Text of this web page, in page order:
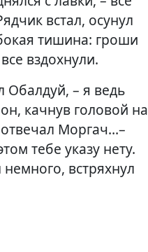
встал, осунул
тишина: гроши
вздохнули.
Обалдуй, – я ведь
качнув головой на
Моргач…–
тебе указу нету.
встряхнул